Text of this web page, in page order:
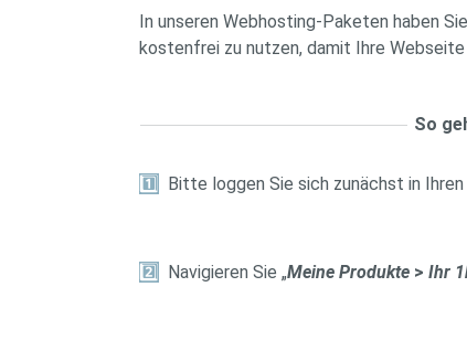
In unseren Webhosting-Paketen haben
kostenfrei zu nutzen, damit Ihre
So
1️ Bitte loggen Sie sich zunächst in Ihren
2️ Navigieren Sie „Meine Produkte > Ihr